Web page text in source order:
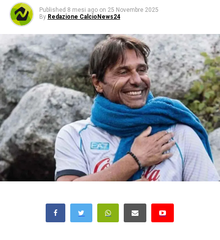
Published 8 mesi ago on 25 Novembre 2025
By Redazione CalcioNews24